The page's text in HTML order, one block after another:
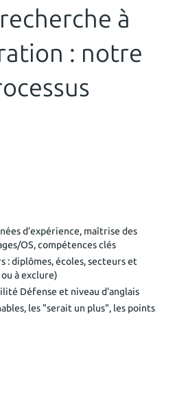
à
: notre
d’expérience, maîtrise des
OS, compétences clés
: diplômes, écoles, secteurs et
à exclure)
Défense et niveau d'anglais
les "serait un plus", les points